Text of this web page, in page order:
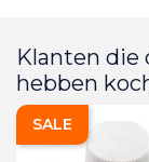
Klanten die
hebben
SALE